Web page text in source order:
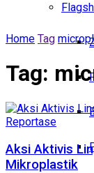
Home Tag
Tag:
Reportase
Aksi Aktivis
Mikroplastik